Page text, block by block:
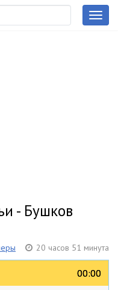
- Бушков
20 часов 51 минута
00:00
00:00